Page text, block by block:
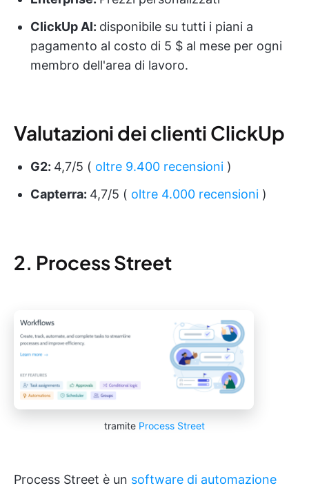
ClickUp AI: disponibile su tutti i piani a
pagamento al costo di 5 $ al mese per ogni
membro dell'area di lavoro.
Valutazioni dei clienti ClickUp
G2: 4,7/5 ( oltre 9.400 recensioni )
Capterra: 4,7/5 ( oltre 4.000 recensioni )
2. Process Street
tramite Process Street
Process Street è un software di automazione